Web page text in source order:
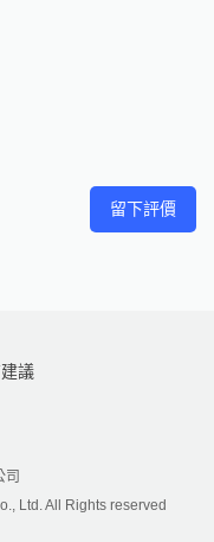
留下評價
議
司
Ltd. All Rights reserved